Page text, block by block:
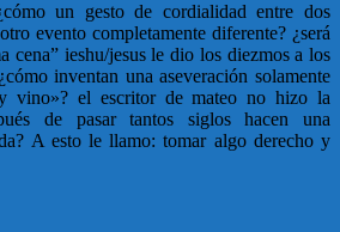
un gesto de cordialidad entre dos
evento completamente diferente? ¿será
cena” ieshu/jesus le dio los diezmos a los
inventan una aseveración solamente
vino»? el escritor de mateo no hizo la
de pasar tantos siglos hacen una
A esto le llamo: tomar algo derecho y